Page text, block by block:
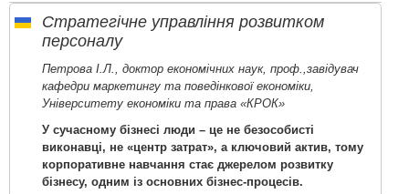
Стратегічне управління розвитком
персоналу
Петрова І.Л., доктор економічних наук, проф.,завідувач
кафедри маркетингу та поведінкової економіки,
Університету економіки та права «КРОК»
У сучасному бізнесі люди – це не безособисті
виконавці, не «центр затрат», а ключовий актив, тому
корпоративне навчання стає джерелом розвитку
бізнесу, одним із основних бізнес-процесів.